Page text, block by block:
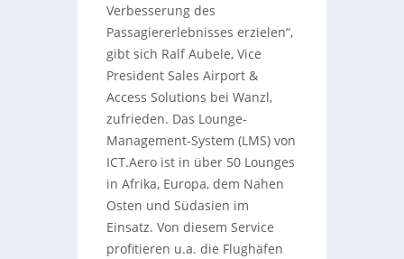
Verbesserung des
Passagiererlebnisses erzielen“,
gibt sich Ralf Aubele, Vice
President Sales Airport &
Access Solutions bei Wanzl,
zufrieden. Das Lounge-
Management-System (LMS) von
ICT.Aero ist in über 50 Lounges
in Afrika, Europa, dem Nahen
Osten und Südasien im
Einsatz. Von diesem Service
profitieren u.a. die Flughäfen